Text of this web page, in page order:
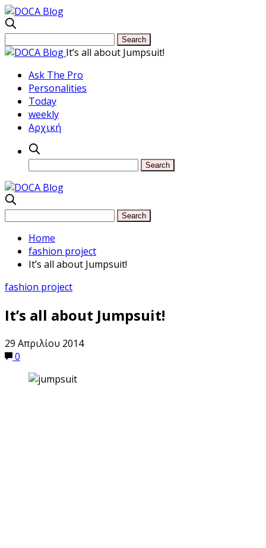
It’s all about Jumpsuit!
Ask The Pro
Personalities
Today
weekly
Αρχική
Home
fashion project
It’s all about Jumpsuit!
fashion project
It’s all about Jumpsuit!
29 Απριλίου 2014
0